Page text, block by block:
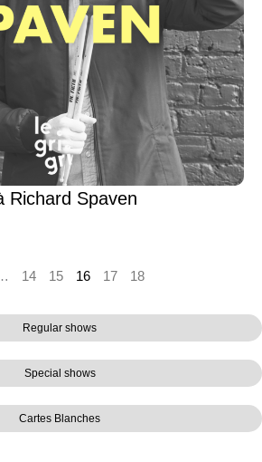
Regular shows
Special shows
Cartes Blanches
Richard Spaven
14 15 16 17 18